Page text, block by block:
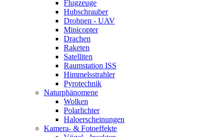
Flugzeuge
Hubschrauber
Drohnen - UAV
Minicopter
Drachen
Raketen
Satelliten
Raumstation ISS
Himmelsstrahler
Pyrotechnik
Naturphänomene
Wolken
Polarlichter
Haloerscheinungen
Kamera- & Fotoeffekte